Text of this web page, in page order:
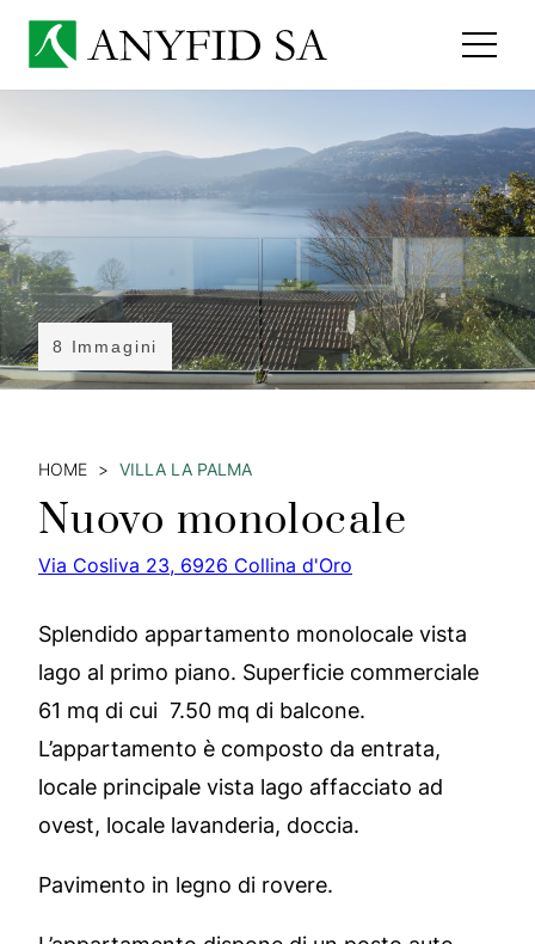
8 Immagini
HOME VILLA LA PALMA
Nuovo monolocale
Via Cosliva 23, 6926 Collina d'Oro
Splendido appartamento monolocale vista
lago al primo piano. Superficie commerciale
61 mq di cui 7.50 mq di balcone.
L’appartamento è composto da entrata,
locale principale vista lago affacciato ad
ovest, locale lavanderia, doccia.
Pavimento in legno di rovere.